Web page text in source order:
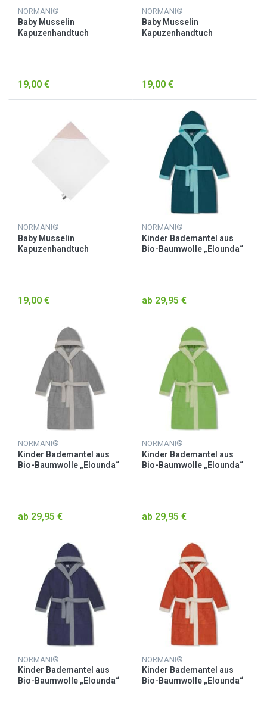
NORMANI®
Baby Musselin
Kapuzenhandtuch
19,00 €
NORMANI®
Baby Musselin
Kapuzenhandtuch
19,00 €
NORMANI®
Baby Musselin
Kapuzenhandtuch
19,00 €
NORMANI®
Kinder Bademantel aus
Bio-Baumwolle „Elounda“
ab 29,95 €
NORMANI®
Kinder Bademantel aus
Bio-Baumwolle „Elounda“
ab 29,95 €
NORMANI®
Kinder Bademantel aus
Bio-Baumwolle „Elounda“
ab 29,95 €
NORMANI®
Kinder Bademantel aus
Bio-Baumwolle „Elounda“
NORMANI®
Kinder Bademantel aus
Bio-Baumwolle „Elounda“